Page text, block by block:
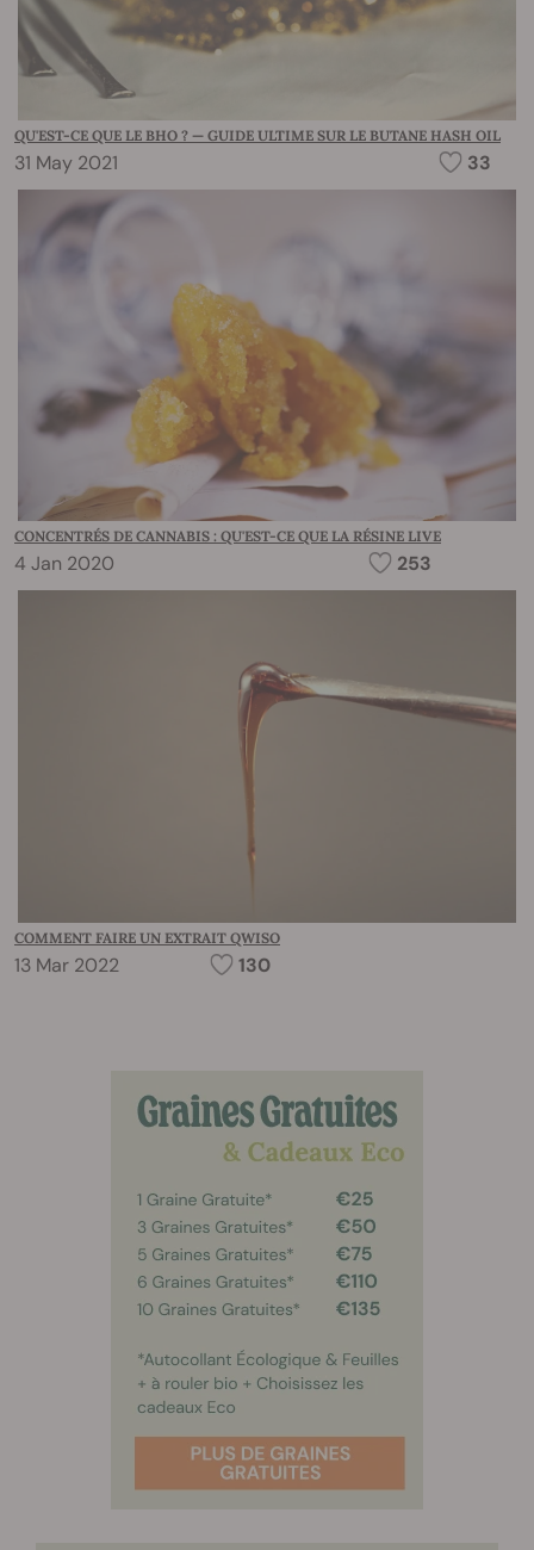
QU'EST-CE QUE LE BHO ? — GUIDE ULTIME SUR LE BUTANE HASH OIL
31 May 2021 33
CONCENTRÉS DE CANNABIS : QU'EST-CE QUE LA RÉSINE LIVE
4 Jan 2020 253
COMMENT FAIRE UN EXTRAIT QWISO
13 Mar 2022 130